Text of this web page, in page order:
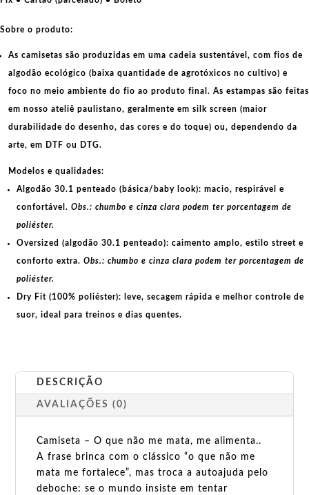
alimenta.
Sobre o produto:
As camisetas são produzidas em uma cadeia sustentável, com fios de
algodão ecológico (baixa quantidade de agrotóxicos no cultivo) e
foco no meio ambiente do fio ao produto final. As estampas são feitas
em nosso ateliê paulistano, geralmente em silk screen (maior
durabilidade do desenho, das cores e do toque) ou, dependendo da
arte, em DTF ou DTG.
Modelos e qualidades:
Algodão 30.1 penteado (básica/baby look): macio, respirável e
confortável. Obs.: chumbo e cinza clara podem ter porcentagem de
poliéster.
Oversized (algodão 30.1 penteado): caimento amplo, estilo street e
conforto extra. Obs.: chumbo e cinza clara podem ter porcentagem de
poliéster.
Dry Fit (100% poliéster): leve, secagem rápida e melhor controle de
suor, ideal para treinos e dias quentes.
DESCRIÇÃO
AVALIAÇÕES (0)
Camiseta – O que não me mata, me alimenta..
A frase brinca com o clássico “o que não me
mata me fortalece”, mas troca a autoajuda pelo
deboche: se o mundo insiste em tentar